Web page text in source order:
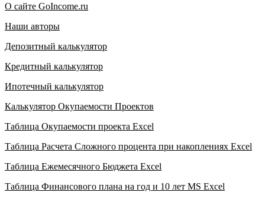
О сайте GoIncome.ru
Наши авторы
Депозитный калькулятор
Кредитный калькулятор
Ипотечный калькулятор
Калькулятор Окупаемости Проектов
Таблица Окупаемости проекта Excel
Таблица Расчета Сложного процента при накоплениях Excel
Таблица Ежемесячного Бюджета Excel
Таблица Финансового плана на год и 10 лет MS Excel